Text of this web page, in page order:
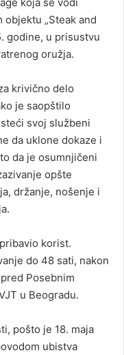
„Steak and
godine, u prisustvu
oružja.
krivično delo
je saopštilo
svoj službeni
da uklone dokaze i
da je osumnjičeni
opšte
držanje, nošenje i
korist.
do 48 sati, nakon
Posebnim
u Beogradu.
pošto je 18. maja
ubistva